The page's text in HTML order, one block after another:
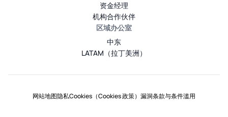
资金经理
机构合作伙伴
区域办公室
中东
LATAM（拉丁美洲）
网站地图隐私Cookies（Cookies 政策） 漏洞条款与条件滥用